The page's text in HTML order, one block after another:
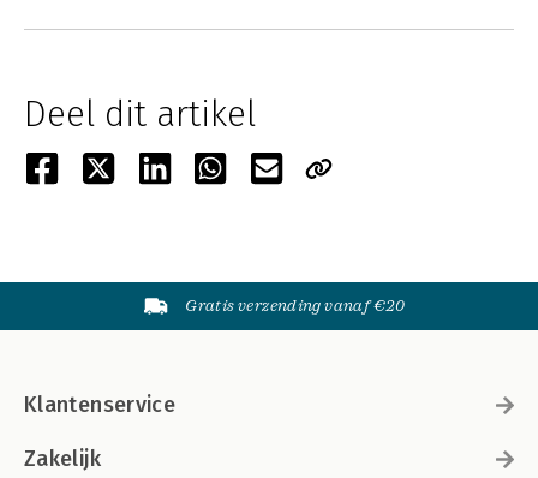
Deel dit artikel
Gratis verzending vanaf €20
Klantenservice
Zakelijk